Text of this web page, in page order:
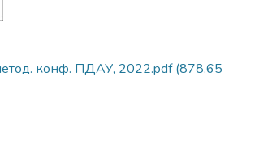
конф. ПДАУ, 2022.pdf(878.65